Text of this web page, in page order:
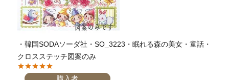
・韓国SODAソーダ社・SO_3223・眠れる森の美女・童話・
クロスステッチ図案のみ
購入者